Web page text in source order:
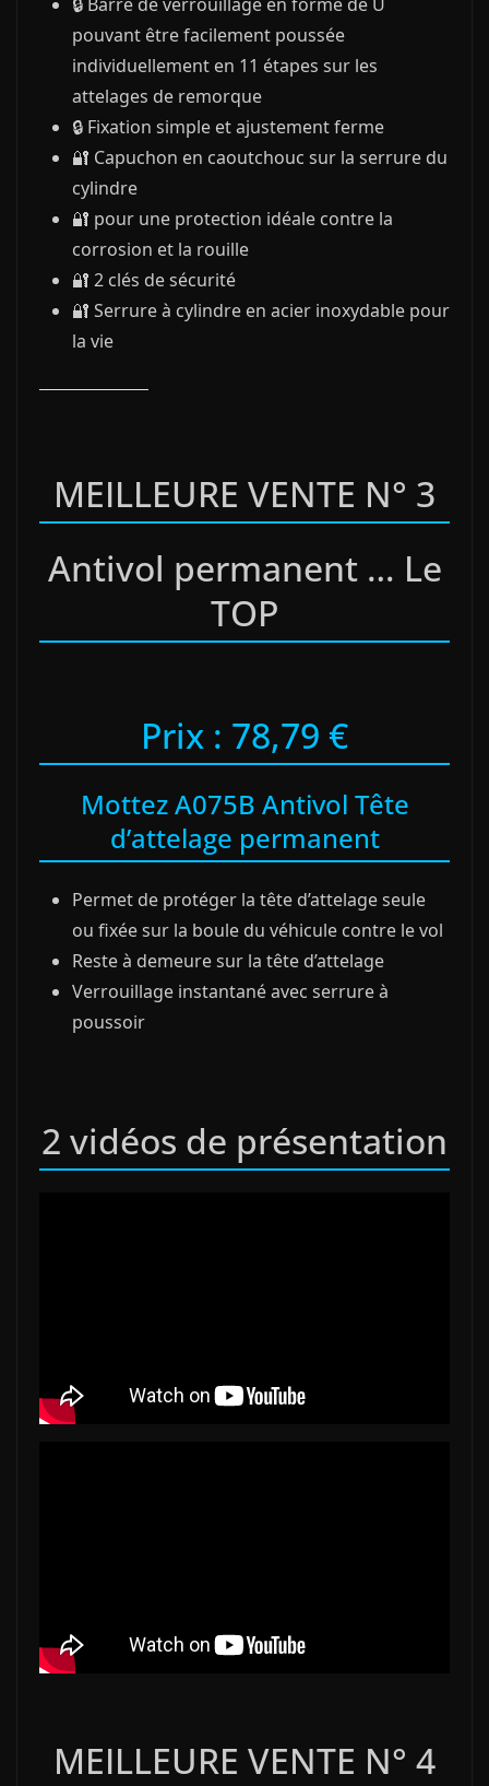
pouvant être facilement poussée
individuellement en 11 étapes sur les
attelages de remorque
🔒 Fixation simple et ajustement ferme
🔐 Capuchon en caoutchouc sur la serrure du
cylindre
🔐 pour une protection idéale contre la
corrosion et la rouille
🔐 2 clés de sécurité
🔐 Serrure à cylindre en acier inoxydable pour
la vie
MEILLEURE VENTE N° 3
Antivol permanent … Le
TOP
Prix : 78,79 €
Mottez A075B Antivol Tête
d’attelage permanent
Permet de protéger la tête d’attelage seule
ou fixée sur la boule du véhicule contre le vol
Reste à demeure sur la tête d’attelage
Verrouillage instantané avec serrure à
poussoir
2 vidéos de présentation
MEILLEURE VENTE N° 4